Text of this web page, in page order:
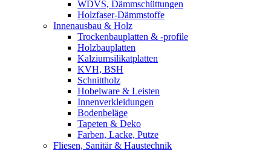
WDVS, Dämmschüttungen
Holzfaser-Dämmstoffe
Innenausbau & Holz
Trockenbauplatten & -profile
Holzbauplatten
Kalziumsilikatplatten
KVH, BSH
Schnittholz
Hobelware & Leisten
Innenverkleidungen
Bodenbeläge
Tapeten & Deko
Farben, Lacke, Putze
Fliesen, Sanitär & Haustechnik